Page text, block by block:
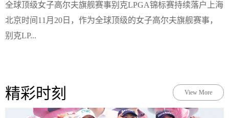
全球顶级女子高尔夫旗舰赛事别克LPGA锦标赛持续落户上海
北京时间11月20日，作为全球顶级的女子高尔夫旗舰赛事，
别克LP...
精彩时刻 View More